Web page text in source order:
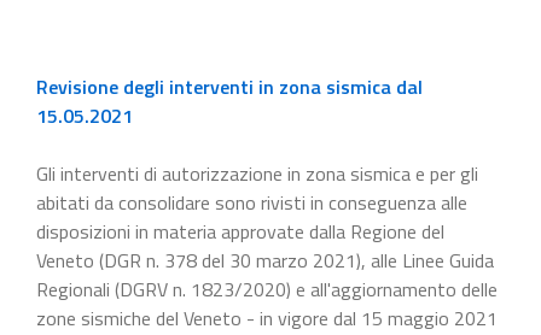
Revisione degli interventi in zona sismica dal
15.05.2021
Gli interventi di autorizzazione in zona sismica e per gli
abitati da consolidare sono rivisti in conseguenza alle
disposizioni in materia approvate dalla Regione del
Veneto (DGR n. 378 del 30 marzo 2021), alle Linee Guida
Regionali (DGRV n. 1823/2020) e all'aggiornamento delle
zone sismiche del Veneto - in vigore dal 15 maggio 2021